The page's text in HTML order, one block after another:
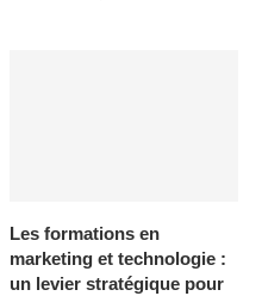
Les formations en
marketing et technologie :
un levier stratégique pour